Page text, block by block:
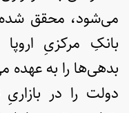
می‌شود، محقق
بانکِ مرکزیِ
بدهی‌ها را به
دولت را در